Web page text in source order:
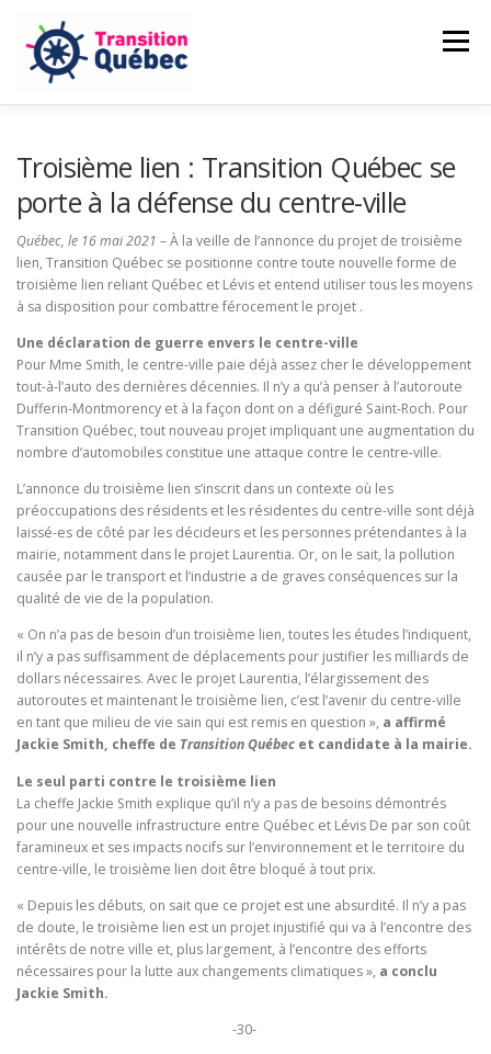
contenu
Menu
NOUVELLES FAIRE UN DON
Troisième lien : Transition Québec se
porte à la défense du centre-ville
Québec, le 16 mai 2021 – À la veille de l’annonce du projet de troisième
lien, Transition Québec se positionne contre toute nouvelle forme de
troisième lien reliant Québec et Lévis et entend utiliser tous les moyens
à sa disposition pour combattre férocement le projet .
Une déclaration de guerre envers le centre-ville
Pour Mme Smith, le centre-ville paie déjà assez cher le développement
tout-à-l’auto des dernières décennies. Il n’y a qu’à penser à l’autoroute
Dufferin-Montmorency et à la façon dont on a défiguré Saint-Roch. Pour
Transition Québec, tout nouveau projet impliquant une augmentation du
nombre d’automobiles constitue une attaque contre le centre-ville.
L’annonce du troisième lien s’inscrit dans un contexte où les
préoccupations des résidents et les résidentes du centre-ville sont déjà
laissé-es de côté par les décideurs et les personnes prétendantes à la
mairie, notamment dans le projet Laurentia. Or, on le sait, la pollution
causée par le transport et l’industrie a de graves conséquences sur la
qualité de vie de la population.
« On n’a pas de besoin d’un troisième lien, toutes les études l’indiquent,
il n’y a pas suffisamment de déplacements pour justifier les milliards de
dollars nécessaires. Avec le projet Laurentia, l’élargissement des
autoroutes et maintenant le troisième lien, c’est l’avenir du centre-ville
en tant que milieu de vie sain qui est remis en question », a affirmé
Jackie Smith, cheffe de Transition Québec et candidate à la mairie.
Le seul parti contre le troisième lien
La cheffe Jackie Smith explique qu’il n’y a pas de besoins démontrés
pour une nouvelle infrastructure entre Québec et Lévis De par son coût
faramineux et ses impacts nocifs sur l’environnement et le territoire du
centre-ville, le troisième lien doit être bloqué à tout prix.
« Depuis les débuts, on sait que ce projet est une absurdité. Il n’y a pas
de doute, le troisième lien est un projet injustifié qui va à l’encontre des
intérêts de notre ville et, plus largement, à l’encontre des efforts
nécessaires pour la lutte aux changements climatiques », a conclu
Jackie Smith.
-30-